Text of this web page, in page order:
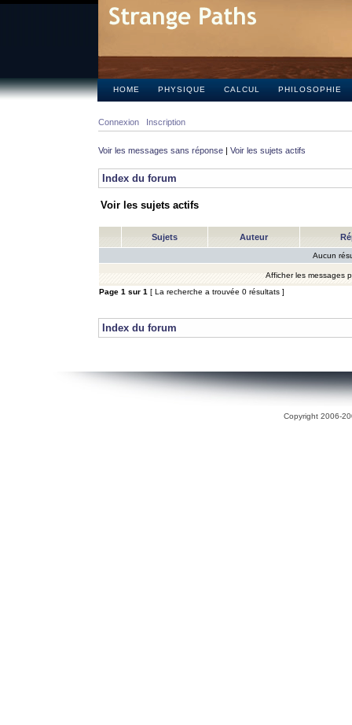
HOME PHYSIQUE CALCUL PHILOSOPHIE
Connexion Inscription
Voir les messages sans réponse | Voir les sujets actifs
Index du forum
Voir les sujets actifs
Sujets Auteur
Aucun
Afficher les messages
Page 1 sur 1 [ La recherche a trouvée 0 résultats ]
Index du forum
Copyright 2006-